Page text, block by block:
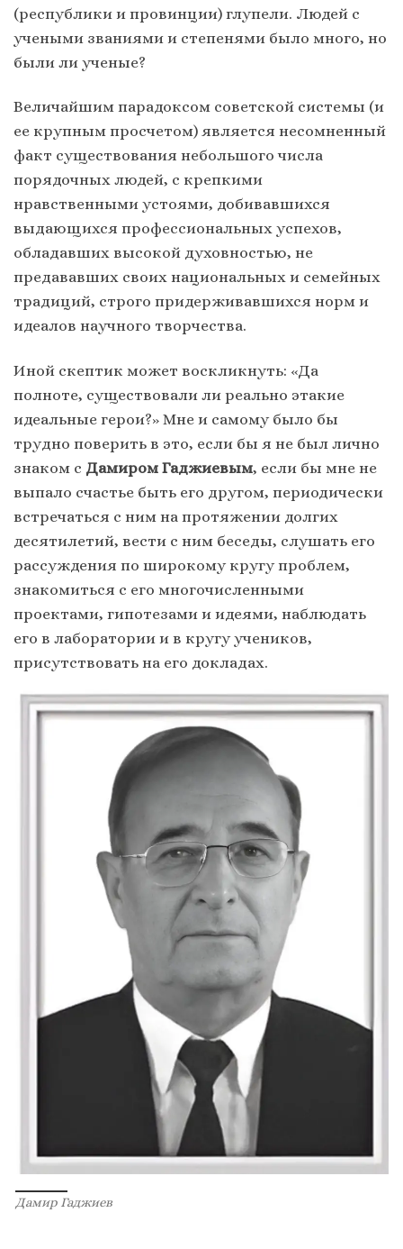
(республики и провинции) глупели. Людей с
учеными званиями и степенями было много, но
были ли ученые?
Величайшим парадоксом советской системы (и
ее крупным просчетом) является несомненный
факт существования небольшого числа
порядочных людей, с крепкими
нравственными устоями, добивавшихся
выдающихся профессиональных успехов,
обладавших высокой духовностью, не
предававших своих национальных и семейных
традиций, строго придерживавшихся норм и
идеалов научного творчества.
Иной скептик может воскликнуть: «Да
полноте, существовали ли реально этакие
идеальные герои?» Мне и самому было бы
трудно поверить в это, если бы я не был лично
знаком с Дамиром Гаджиевым, если бы мне не
выпало счастье быть его другом, периодически
встречаться с ним на протяжении долгих
десятилетий, вести с ним беседы, слушать его
рассуждения по широкому кругу проблем,
знакомиться с его многочисленными
проектами, гипотезами и идеями, наблюдать
его в лаборатории и в кругу учеников,
присутствовать на его докладах.
Дамир Гаджиев